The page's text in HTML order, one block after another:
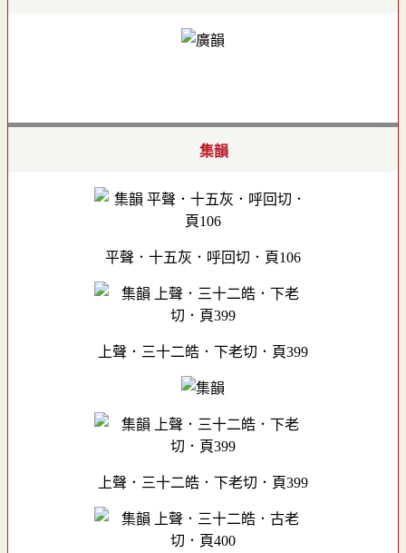
集韻
平聲．十五灰．呼回切．頁106
上聲．三十二皓．下老切．頁399
上聲．三十二皓．下老切．頁399